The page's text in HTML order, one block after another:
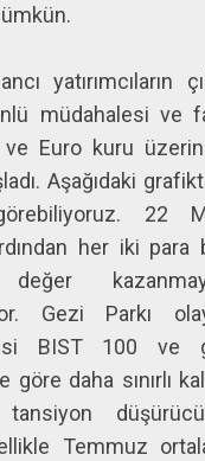
yatırımcıların
müdahalesi ve
ve Euro kuru
Aşağıdaki
22
her iki para
Gezi Parkı
BIST 100 ve
göre daha sınırlı
Temmuz